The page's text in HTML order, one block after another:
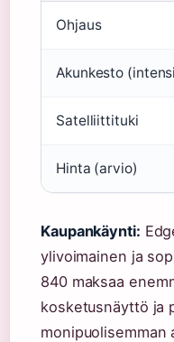
Ohjaus
Akunkesto
Satelliittituki
Hinta (arvio)
Kaupankäynti:
ylivoimainen ja
840 maksaa
kosketusnäyttö ja
monipuolisemman